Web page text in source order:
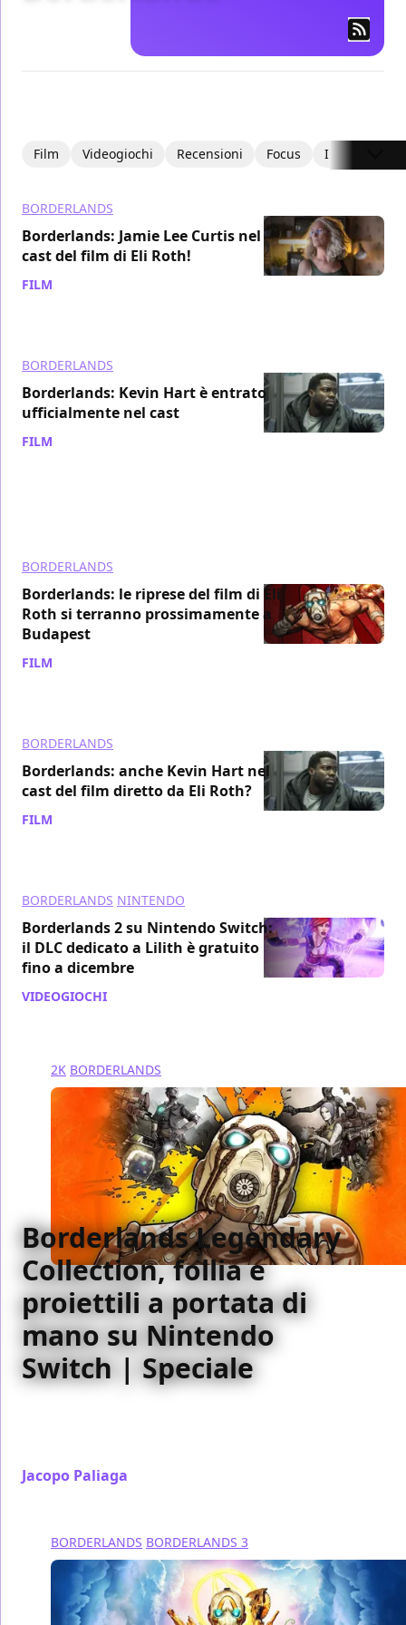
Film Videogiochi Recensioni Focus Interviste
BORDERLANDS
Borderlands: Jamie Lee Curtis nel
cast del film di Eli Roth!
FILM
BORDERLANDS
Borderlands: Kevin Hart è entrato
ufficialmente nel cast
FILM
BORDERLANDS
Borderlands: le riprese del film di Eli
Roth si terranno prossimamente a
Budapest
FILM
BORDERLANDS
Borderlands: anche Kevin Hart nel
cast del film diretto da Eli Roth?
FILM
BORDERLANDS NINTENDO
Borderlands 2 su Nintendo Switch:
il DLC dedicato a Lilith è gratuito
fino a dicembre
VIDEOGIOCHI
2K BORDERLANDS
Borderlands Legendary
Collection, follia e
proiettili a portata di
mano su Nintendo
Switch | Speciale
Jacopo Paliaga
BORDERLANDS BORDERLANDS 3